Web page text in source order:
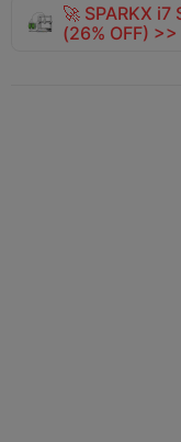
🚀 SPARKX
(26% OFF)